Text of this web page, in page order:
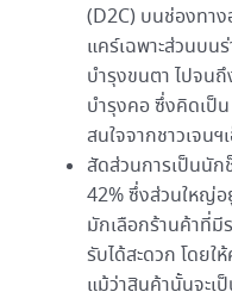
(D2C) บนช่องทาง
แคร์เฉพาะส่วนบน
บำรุงขนตา ไปจน
บำรุงคอ ซึ่งคิดเป็
สนใจจากชาวเจน
สัดส่วนการเป็นนัก
42% ซึ่งส่วนใหญ่
มักเลือกร้านค้าที่มี
รับได้สะดวก โดยใ
แม้ว่าสินค้านั้นจะ